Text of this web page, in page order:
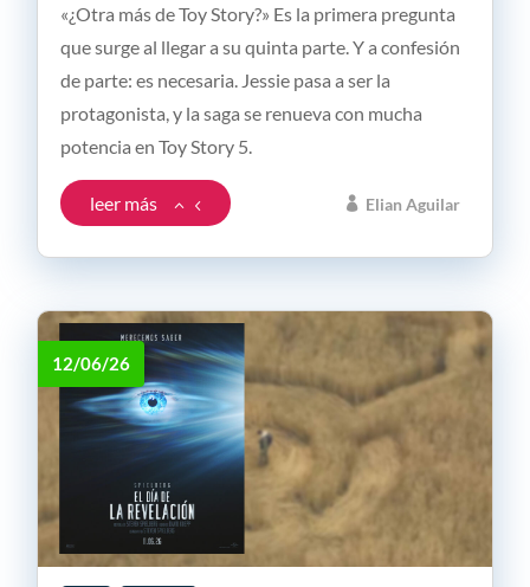
Elian Aguilar
«¿Otra más de Toy Story?» Es la primera pregunta
que surge al llegar a su quinta parte. Y a confesión
de parte: es necesaria. Jessie pasa a ser la
protagonista, y la saga se renueva con mucha
potencia en Toy Story 5.
leer más
12/06/26